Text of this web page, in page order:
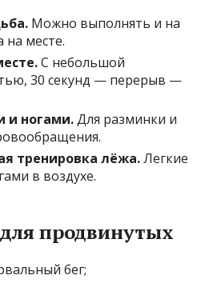
Можно выполнять и на
на месте.
С небольшой
30 секунд — перерыв —
и ногами.Для разминки и
тренировка лёжа.Легкие
в воздухе.
продвинутых
бег;